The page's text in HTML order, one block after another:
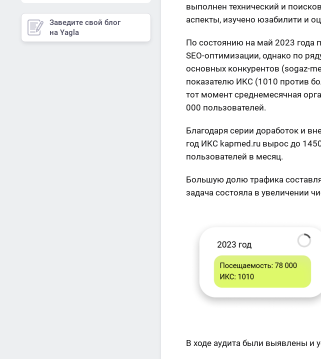
выполнен технический и
аспекты, изучено юзабилити и
По состоянию на май 2023 года
SEO-оптимизации, однако по
основных конкурентов (sogaz-
показателю ИКС (1010 против
тот момент среднемесячная
000 пользователей.
Благодаря серии доработок и
год ИКС kapmed.ru вырос до
пользователей в месяц.
Большую долю трафика
задача состояла в увеличении
В ходе аудита были выявлены и
Заведите свой блог
на Yagla